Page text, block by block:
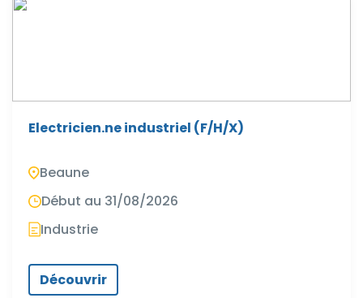
Electricien.ne industriel (F/H/X)
Beaune
Début au 31/08/2026
Industrie
Découvrir